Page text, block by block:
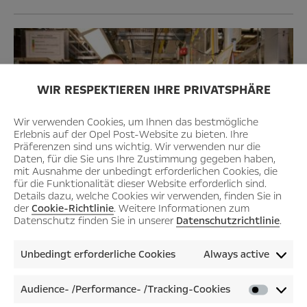
WIR RESPEKTIEREN IHRE PRIVATSPHÄRE
Wir verwenden Cookies, um Ihnen das bestmögliche
Erlebnis auf der Opel Post-Website zu bieten. Ihre
Präferenzen sind uns wichtig. Wir verwenden nur die
Daten, für die Sie uns Ihre Zustimmung gegeben haben,
mit Ausnahme der unbedingt erforderlichen Cookies, die
für die Funktionalität dieser Website erforderlich sind.
Details dazu, welche Cookies wir verwenden, finden Sie in
der Cookie-Richtlinie. Weitere Informationen zum
Datenschutz finden Sie in unserer Datenschutzrichtlinie.
Unbedingt erforderliche Cookies Always active
Audience- /Performance- /Tracking-Cookies
David Saly
„Ein Instandhalter aus der Motormontage zum Beispiel hat
begleitet“, fügt die Koordinatorin hinzu. Der Einstieg in das